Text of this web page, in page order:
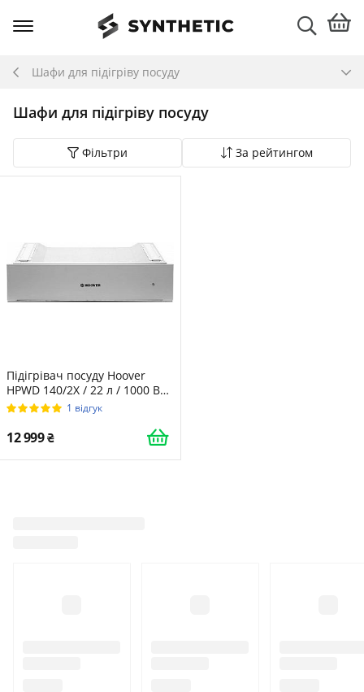
Шафи для підігріву посуду
Шафи для підігріву посуду
Фільтри За рейтингом
Підігрівач посуду Hoover
HPWD 140/2X / 22 л / 1000 Вт /
30-80°C / Телескопічні
напрямні / Серебристий
1 відгук
12 999